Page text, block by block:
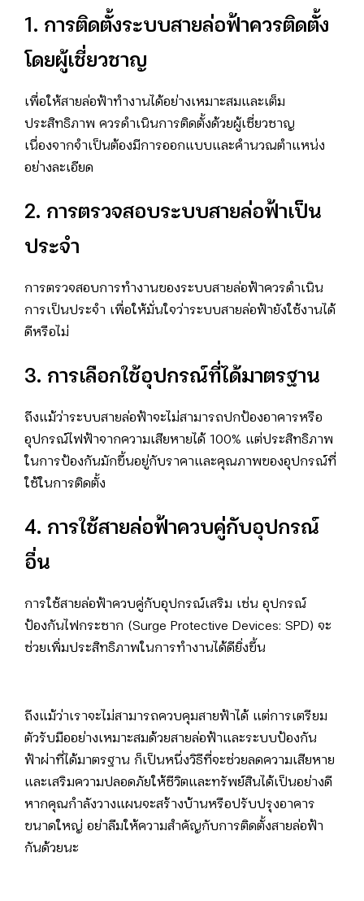
1. การติดตั้งระบบสายล่อฟ้าควรติดตั้ง
โดยผู้เชี่ยวชาญ
เพื่อให้สายล่อฟ้าทำงานได้อย่างเหมาะสมและเต็ม
ประสิทธิภาพ ควรดำเนินการติดตั้งด้วยผู้เชี่ยวชาญ
เนื่องจากจำเป็นต้องมีการออกแบบและคำนวณตำแหน่ง
อย่างละเอียด
2. การตรวจสอบระบบสายล่อฟ้าเป็น
ประจำ
การตรวจสอบการทำงานของระบบสายล่อฟ้าควรดำเนิน
การเป็นประจำ เพื่อให้มั่นใจว่าระบบสายล่อฟ้ายังใช้งานได้
ดีหรือไม่
3. การเลือกใช้อุปกรณ์ที่ได้มาตรฐาน
ถึงแม้ว่าระบบสายล่อฟ้าจะไม่สามารถปกป้องอาคารหรือ
อุปกรณ์ไฟฟ้าจากความเสียหายได้ 100% แต่ประสิทธิภาพ
ในการป้องกันมักขึ้นอยู่กับราคาและคุณภาพของอุปกรณ์ที่
ใช้ในการติดตั้ง
4. การใช้สายล่อฟ้าควบคู่กับอุปกรณ์
อื่น
การใช้สายล่อฟ้าควบคู่กับอุปกรณ์เสริม เช่น อุปกรณ์
ป้องกันไฟกระชาก (Surge Protective Devices: SPD) จะ
ช่วยเพิ่มประสิทธิภาพในการทำงานได้ดียิ่งขึ้น
ถึงแม้ว่าเราจะไม่สามารถควบคุมสายฟ้าได้ แต่การเตรียม
ตัวรับมืออย่างเหมาะสมด้วยสายล่อฟ้าและระบบป้องกัน
ฟ้าผ่าที่ได้มาตรฐาน ก็เป็นหนึ่งวิธีที่จะช่วยลดความเสียหาย
และเสริมความปลอดภัยให้ชีวิตและทรัพย์สินได้เป็นอย่างดี
หากคุณกำลังวางแผนจะสร้างบ้านหรือปรับปรุงอาคาร
ขนาดใหญ่ อย่าลืมให้ความสำคัญกับการติดตั้งสายล่อฟ้า
กันด้วยนะ